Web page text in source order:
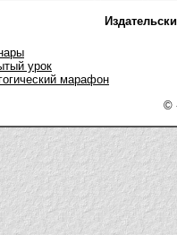
урок
марафон
©